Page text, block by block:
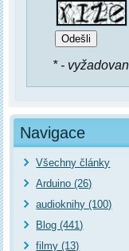
* -
Navigace
Všechny články
Arduino (26)
audioknihy (100)
Blog (441)
filmy (13)